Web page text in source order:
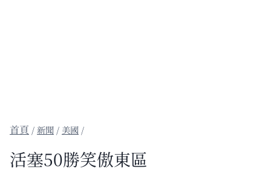
/新聞 / 美國 /
活塞50勝笑傲東區